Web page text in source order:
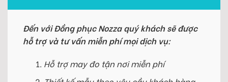
Đến với Đồng phục Nozza quý khách sẽ được
hỗ trợ và tư vấn miễn phí mọi dịch vụ:
Hỗ trợ may đo tận nơi miễn phí